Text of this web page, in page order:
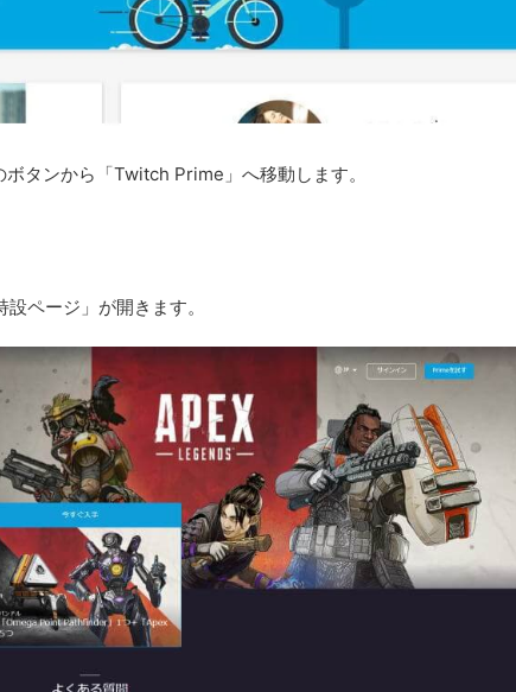
タンから「Twitch Prime」へ移動します。
ページ」が開きます。